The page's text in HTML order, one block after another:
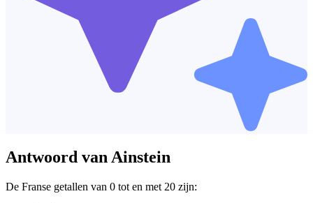
Antwoord van Ainstein
De Franse getallen van 0 tot en met 20 zijn: